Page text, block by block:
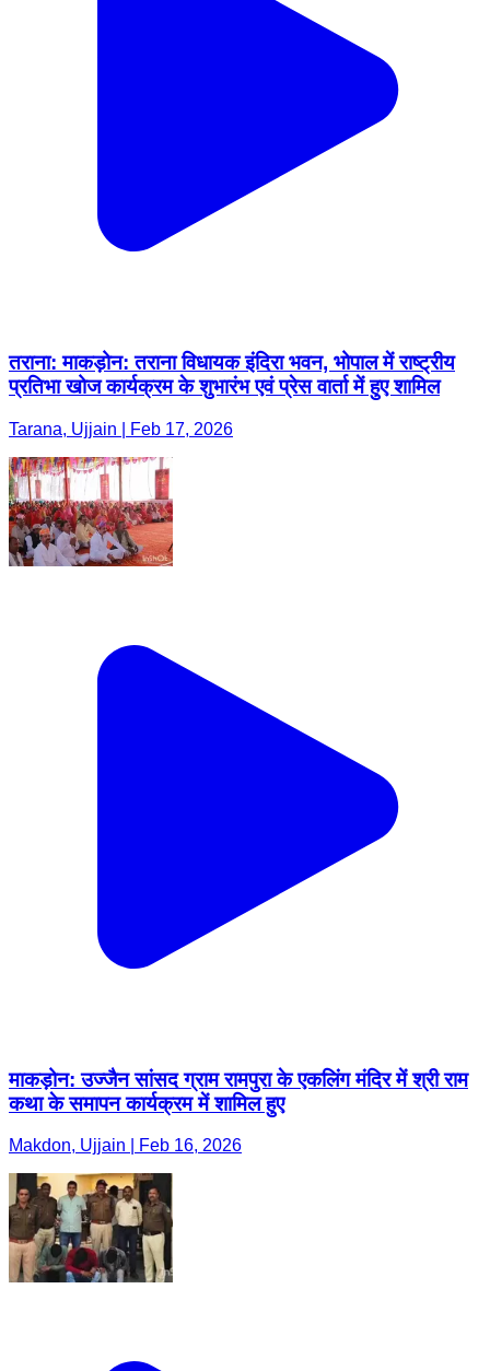
तराना: माकड़ोन: तराना विधायक इंदिरा भवन, भोपाल में राष्ट्रीय
प्रतिभा खोज कार्यक्रम के शुभारंभ एवं प्रेस वार्ता में हुए शामिल
Tarana, Ujjain | Feb 17, 2026
माकड़ोन: उज्जैन सांसद ग्राम रामपुरा के एकलिंग मंदिर में श्री राम
कथा के समापन कार्यक्रम में शामिल हुए
Makdon, Ujjain | Feb 16, 2026